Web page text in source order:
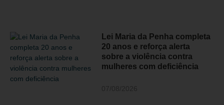
Lei Maria da Penha completa
20 anos e reforça alerta
sobre a violência contra
mulheres com deficiência